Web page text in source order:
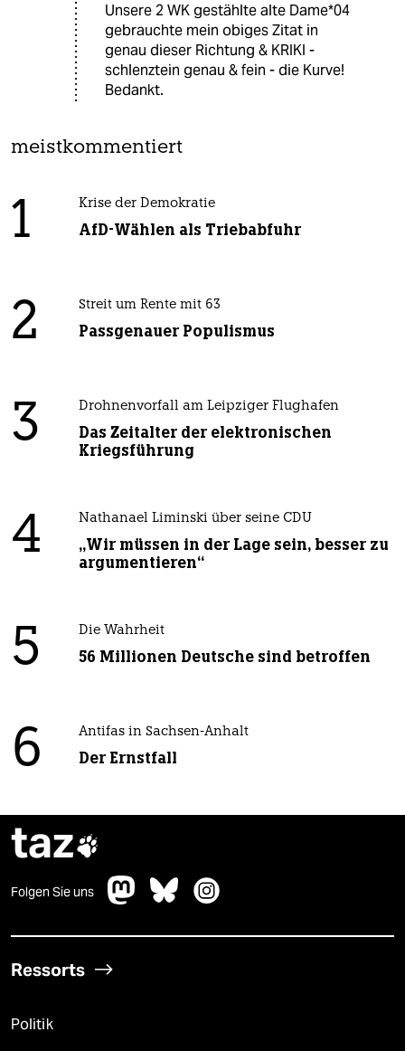
Unsere 2 WK gestählte alte Dame*04
gebrauchte mein obiges Zitat in
genau dieser Richtung & KRIKI -
schlenztein genau & fein - die Kurve!
Bedankt.
meistkommentiert
1 Krise der Demokratie
AfD-Wählen als Triebabfuhr
2 Streit um Rente mit 63
Passgenauer Populismus
3 Drohnenvorfall am Leipziger Flughafen
Das Zeitalter der elektronischen
Kriegsführung
4 Nathanael Liminski über seine CDU
„Wir müssen in der Lage sein, besser zu
argumentieren“
5 Die Wahrheit
56 Millionen Deutsche sind betroffen
6 Antifas in Sachsen-Anhalt
Der Ernstfall
taz
Folgen Sie uns
Ressorts
Politik